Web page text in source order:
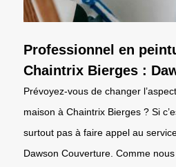
Professionnel en
Chaintrix Bierges :
Prévoyez-vous de changer
maison à Chaintrix Bierges ? Si
surtout pas à faire appel au
Dawson Couverture. Comme